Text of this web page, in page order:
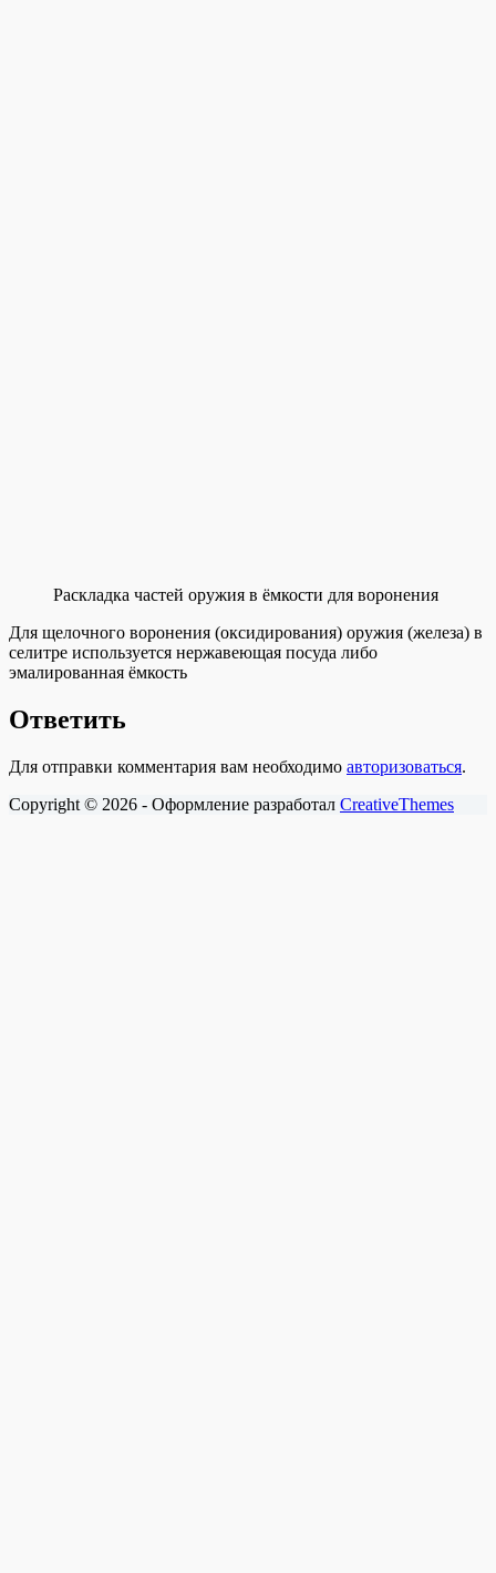
Раскладка частей оружия в ёмкости для воронения
Для щелочного воронения (оксидирования) оружия (железа) в
селитре используется нержавеющая посуда либо
эмалированная ёмкость
Ответить
Для отправки комментария вам необходимо авторизоваться.
Copyright © 2026 - Оформление разработал CreativeThemes